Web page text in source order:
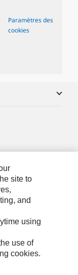
Paramètres des
cookies
site to
and
using
use of
cookies.